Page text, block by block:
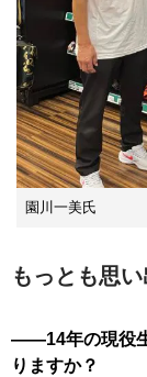
園川一美氏
もっとも思
——14年の現役
りますか？